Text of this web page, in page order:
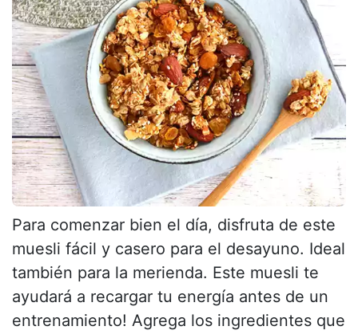
Para comenzar bien el día, disfruta de este
muesli fácil y casero para el desayuno. Ideal
también para la merienda. Este muesli te
ayudará a recargar tu energía antes de un
entrenamiento! Agrega los ingredientes que